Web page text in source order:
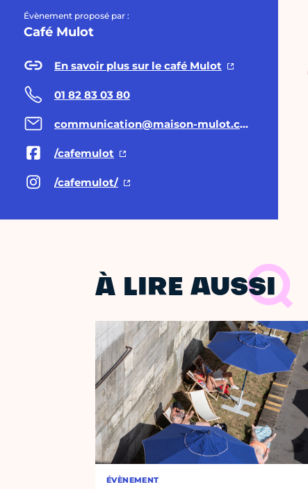
Évènement proposé par :
Café Mulot
En savoir plus sur le café Mulot
01 82 83 03 80
communication@maison-mulot.com
/cafemulot
/cafemulot/
À LIRE AUSSI
ÉVÈNEMENT